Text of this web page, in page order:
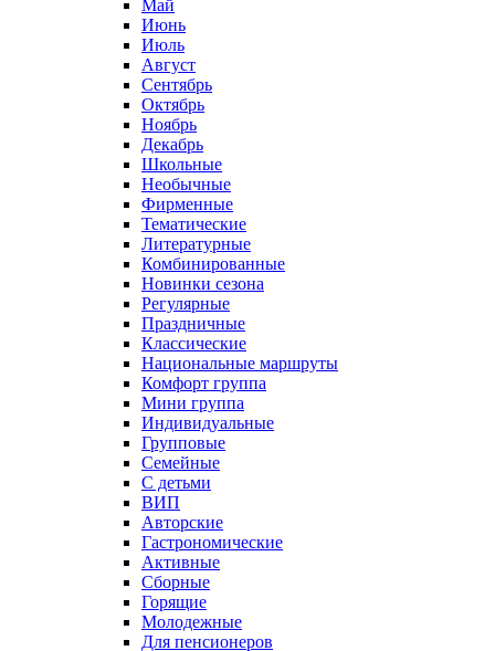
Май
Июнь
Июль
Август
Сентябрь
Октябрь
Ноябрь
Декабрь
Школьные
Необычные
Фирменные
Тематические
Литературные
Комбинированные
Новинки сезона
Регулярные
Праздничные
Классические
Национальные маршруты
Комфорт группа
Мини группа
Индивидуальные
Групповые
Семейные
С детьми
ВИП
Авторские
Гастрономические
Активные
Сборные
Горящие
Молодежные
Для пенсионеров